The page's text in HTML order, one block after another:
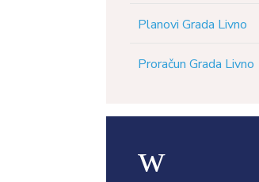
Planovi Grada Livno
Proračun Grada Livno
w